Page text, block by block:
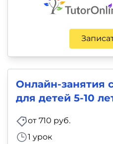
Онлайн-занятия
для детей 5-10
от 710 руб.
1 урок